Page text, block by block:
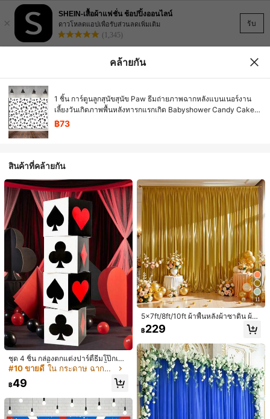
รับ
×
SHEIN-เสื้อผ้าแฟชั่น ช้อปปิ้งออนไลน์
ดาวโหลดแอปเพื่อรับส่วนลดเพิ่มเติม
(1,345)
1/6
฿73 -8% ฿79
1 ชิ้น การ์ตูนลูกสุนัขสุนัข Paw ธีมถ่ายภาพฉากหลังแบนเ
นอร์งานเลี้ยงวันเกิดภาพพื้นหลังทารกแรกเกิด Baby
shower Candy Cake ตกแต่งโต๊ะ Photobooth Pr
ops
5.00(1)
ไซส์
คล้ายกัน
1 ชิ้น การ์ตูนลูกสุนัขสุนัข Paw ธีมถ่ายภาพฉากหลังแบนเนอร์งาน
เลี้ยงวันเกิดภาพพื้นหลังทารกแรกเกิด Babyshower Candy Cake
ตกแต่งโต๊ะ Photobooth Props
฿73
สินค้าที่คล้ายกัน
ชุด 4 ชิ้น กล่องตกแต่งปาร์ตี้ธีมโป๊กเกอ
ร์, กล่องปาร์ตี้โป๊กเกอร์, ตกแต่งพื้นหลัง
กรณ์ถ่ายภาพ, กล่องของขวัญปาร์ตี้, อุป
ลางโต๊ะ, ของประดับโต๊ะ, ของชำร่วยป
าร์ตี้
#10 ขายดี ใน กระดาษ ฉากหลังปาร์ตี้
฿49
11
5x7ft/8ft/10ft ผ้าพื้นหลังผ้าซาติน ผ้า
ซาตินทนรอยยับ เหมาะสำหรับงานแต่ง
งาน งานเลี้ยงวันเกิด และกิจกรรมถ่ายภ
าพอื่นๆ
฿229